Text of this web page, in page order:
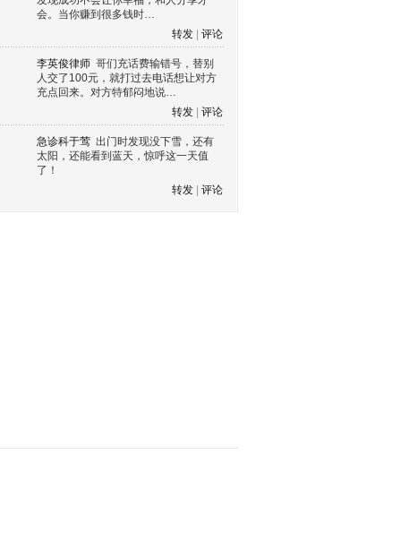
会。当你赚到很多钱时…
转发
评论
李英俊律师 哥们充话费输错号，替别
人交了100元，就打过去电话想让对方
充点回来。对方特郁闷地说…
转发
评论
急诊科于莺 出门时发现没下雪，还有
太阳，还能看到蓝天，惊呼这一天值
了！
转发
评论